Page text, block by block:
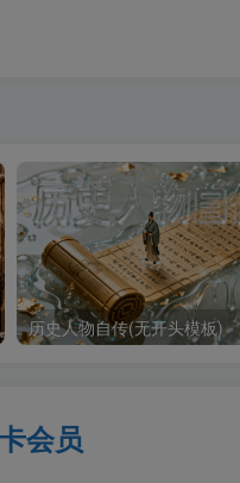
历史人物自传(无开头模板)
会员